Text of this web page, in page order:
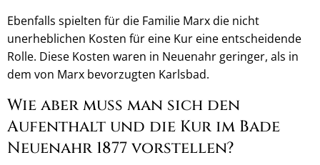
Ebenfalls spielten für die Familie Marx die nicht
unerheblichen Kosten für eine Kur eine entscheidende
Rolle. Diese Kosten waren in Neuenahr geringer, als in
dem von Marx bevorzugten Karlsbad.
Wie aber muss man sich den
Aufenthalt und die Kur im Bade
Neuenahr 1877 vorstellen?